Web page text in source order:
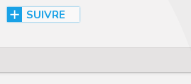
SUIVRE